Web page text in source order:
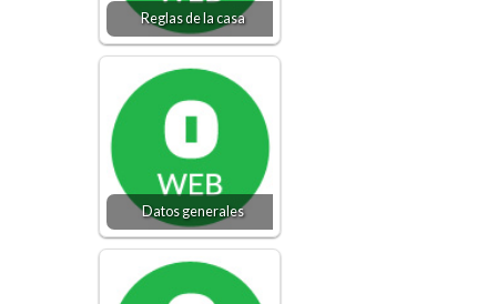
Reglas de la casa
Datos generales